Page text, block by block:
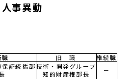
人事異動
職 旧 職
継続職
証統括部技術・開発グループ
知的財産権部長
－